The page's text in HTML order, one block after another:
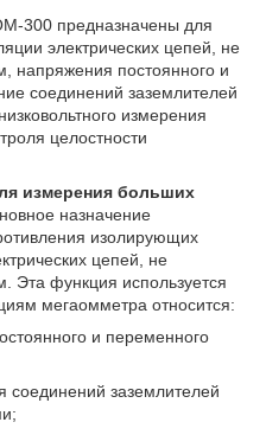
300 предназначены для
электрических цепей, не
напряжения постоянного и
соединений заземлителей
измерения
целостности
измерения больших
назначение
изолирующих
цепей, не
Эта функция используется
мегаомметра относится:
и переменного
соединений заземлителей